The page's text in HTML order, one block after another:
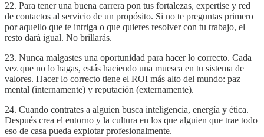
22. Para tener una buena carrera pon tus fortalezas, expertise y red
de contactos al servicio de un propósito. Si no te preguntas primero
por aquello que te intriga o que quieres resolver con tu trabajo, el
resto dará igual. No brillarás.
23. Nunca malgastes una oportunidad para hacer lo correcto. Cada
vez que no lo hagas, estás haciendo una muesca en tu sistema de
valores. Hacer lo correcto tiene el ROI más alto del mundo: paz
mental (internamente) y reputación (externamente).
24. Cuando contrates a alguien busca inteligencia, energía y ética.
Después crea el entorno y la cultura en los que alguien que trae todo
eso de casa pueda explotar profesionalmente.